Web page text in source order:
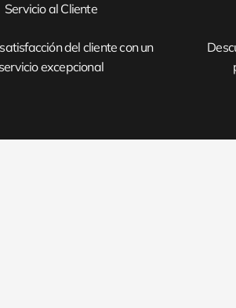
Servicio al Cliente
del cliente con un
excepcional